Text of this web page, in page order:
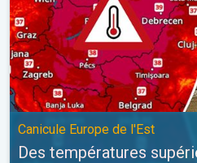
Canicule Europe de l'Est
Des températures